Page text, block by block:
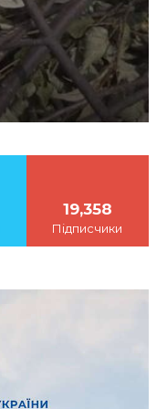
19,358
Підписчики